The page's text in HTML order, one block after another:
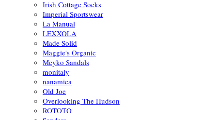
Irish Cottage Socks
Imperial Sportswear
La Manual
LEXXOLA
Made Solid
Maggie's Organic
Meyko Sandals
monitaly
nanamica
Old Joe
Overlooking The Hudson
ROTOTO